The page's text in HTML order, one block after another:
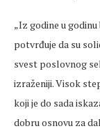
„Iz godine u
potvrđuje da su
svest poslovnog
izraženiji. Visok
koji je do sada
dobru osnovu za